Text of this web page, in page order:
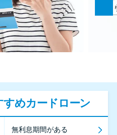
すめカードローン
無利息期間がある